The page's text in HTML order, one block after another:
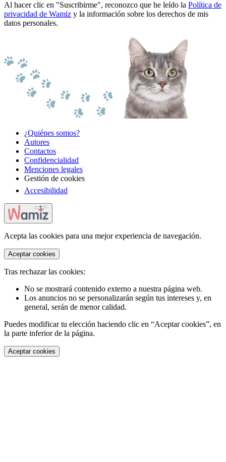
Al hacer clic en "Suscribirme", reconozco que he leído la Política de
privacidad de Wamiz y la información sobre los derechos de mis
datos personales.
¿Quiénes somos?
Autores
Contactos
Confidencialidad
Menciones legales
Gestión de cookies
Accesibilidad
Acepta las cookies para una mejor experiencia de navegación.
Aceptar cookies
Tras rechazar las cookies:
No se mostrará contenido externo a nuestra página web.
Los anuncios no se personalizarán según tus intereses y, en
general, serán de menor calidad.
Puedes modificar tu elección haciendo clic en “Aceptar cookies”, en
la parte inferior de la página.
Aceptar cookies